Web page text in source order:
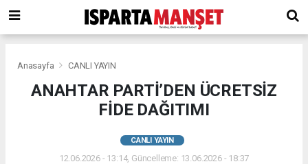
Anasayfa CANLI YAYIN
ANAHTAR PARTİ’DEN ÜCRETSİZ
FİDE DAĞITIMI
CANLI YAYIN
12.06.2026 - 13:14, Güncelleme: 13.06.2026 - 18:37